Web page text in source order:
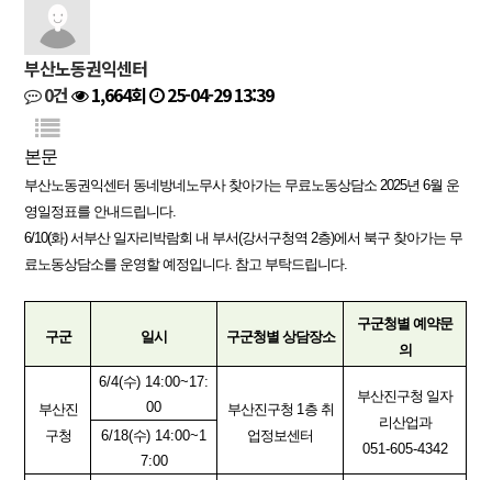
부산노동권익센터
0건
1,664회 25-04-29 13:39
본문
부산노동권익센터 동네방네노무사 찾아가는 무료노동상담소 2025년 6월 운
영일정표를 안내드립니다.
6/10(화) 서부산 일자리박람회 내 부서(강서구청역 2층)에서 북구 찾아가는 무
료노동상담소를 운영할 예정입니다. 참고 부탁드립니다.
구군 일시 구군청별 상담장소
구군청별 예약문
의
부산진
구청
6/4(수) 14:00~17:
00
부산진구청 1층 취
업정보센터
부산진구청 일자
리산업과
051-605-4342
6/18(수) 14:00~1
7:00